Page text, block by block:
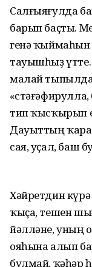
Салғыяғулда
барып баҫты.
генә ҡыймаһын
тауышһыҙ үтте.
малай
тип ҡысҡырып
Дауыттың ҡара
сая, уҫал, баш
Хәйретдин
ҡыҫа, тешен
йәлләне, уның
ояһына алып
булмай, ҡәһәр